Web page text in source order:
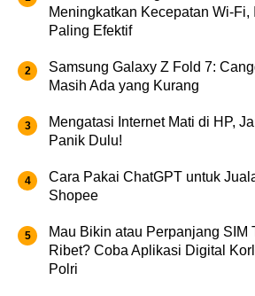
Meningkatkan Kecepatan Wi-Fi,
Paling Efektif
Samsung Galaxy Z Fold 7:
Masih Ada yang Kurang
Mengatasi Internet Mati di HP,
Panik Dulu!
Cara Pakai ChatGPT untuk
Shopee
Mau Bikin atau Perpanjang SIM
Ribet? Coba Aplikasi Digital
Polri